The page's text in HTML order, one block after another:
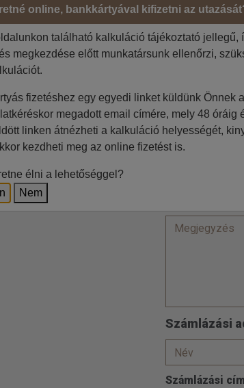
=
irodával történő egyeztetés
Jelölje be, ha
Lakcím
Számlázási
Számlázási cím
online, bankkártyával kifizetni az
található kalkuláció tájékoztató jellegű,
megkezdése előtt munkatársunk ellenőrzi,
fizetéshez egy egyedi linket küldünk Önnek
megadott email címére, mely 48 óráig
linken átnézheti a kalkuláció helyességét,
kezdheti meg az online fizetést is.
élni a lehetőséggel?
Nem